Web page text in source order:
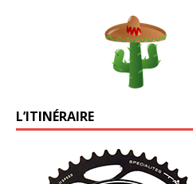
L’ITINÉRAIRE